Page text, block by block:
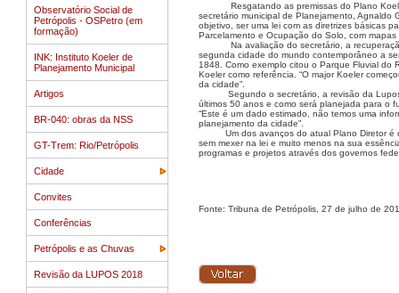
Observatório Social de
Petrópolis - OSPetro (em
formação)
INK: Instituto Koeler de
Planejamento Municipal
Artigos
BR-040: obras da NSS
GT-Trem: Rio/Petrópolis
Cidade
Convites
Conferências
Petrópolis e as Chuvas
Revisão da LUPOS 2018
Resgatando as premissas do Plano
secretário municipal de Planejamento,
objetivo, ser uma lei com as diretrizes básicas
Parcelamento e Ocupação do Solo, com
Na avaliação do secretário, a
segunda cidade do mundo contemporâneo a
1848. Como exemplo citou o Parque Fluvial
Koeler como referência. “O major Koeler
da cidade”.
Segundo o secretário, a revisão da
últimos 50 anos e como será planejada para o
“Este é um dado estimado, não temos uma
planejamento da cidade”.
Um dos avanços do atual Plano Diretor
sem mexer na lei e muito menos na sua
programas e projetos através dos governos
Fonte: Tribuna de Petrópolis, 27 de julho de